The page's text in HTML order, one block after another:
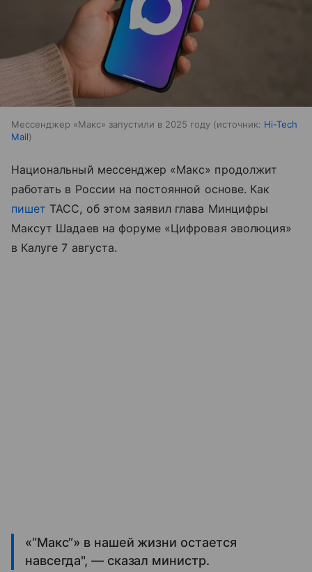
Мессенджер «Макс» запустили в 2025 году источник: Hi-Tech
Mail
Национальный мессенджер «Макс» продолжит
работать в России на постоянной основе. Как
пишет ТАСС, об этом заявил глава Минцифры
Максут Шадаев на форуме «Цифровая эволюция»
в Калуге 7 августа.
«“Макс”» в нашей жизни остается
навсегда", — сказал министр.